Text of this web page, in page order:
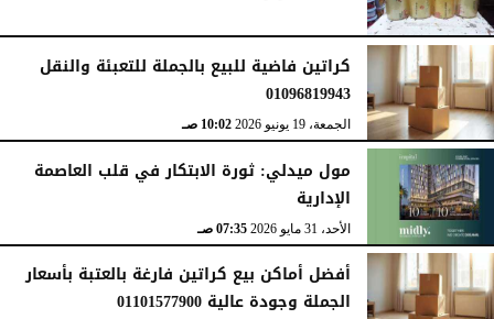
كراتين فاضية للبيع بالجملة للتعبئة والنقل
01096819943
الجمعة، 19 يونيو 2026 10:02 صـ
مول ميدلي: ثورة الابتكار في قلب العاصمة
الإدارية
الأحد، 31 مايو 2026 07:35 صـ
أفضل أماكن بيع كراتين فارغة بالعتبة بأسعار
الجملة وجودة عالية 01101577900